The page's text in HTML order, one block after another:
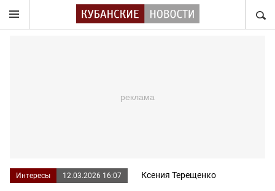
Интересы 12.03.2026 16:07 Ксения Терещенко